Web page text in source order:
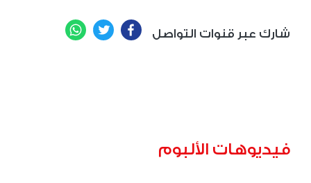
شارك عبر قنوات التواصل Facebook
Twitter
فيديوهات الألبوم